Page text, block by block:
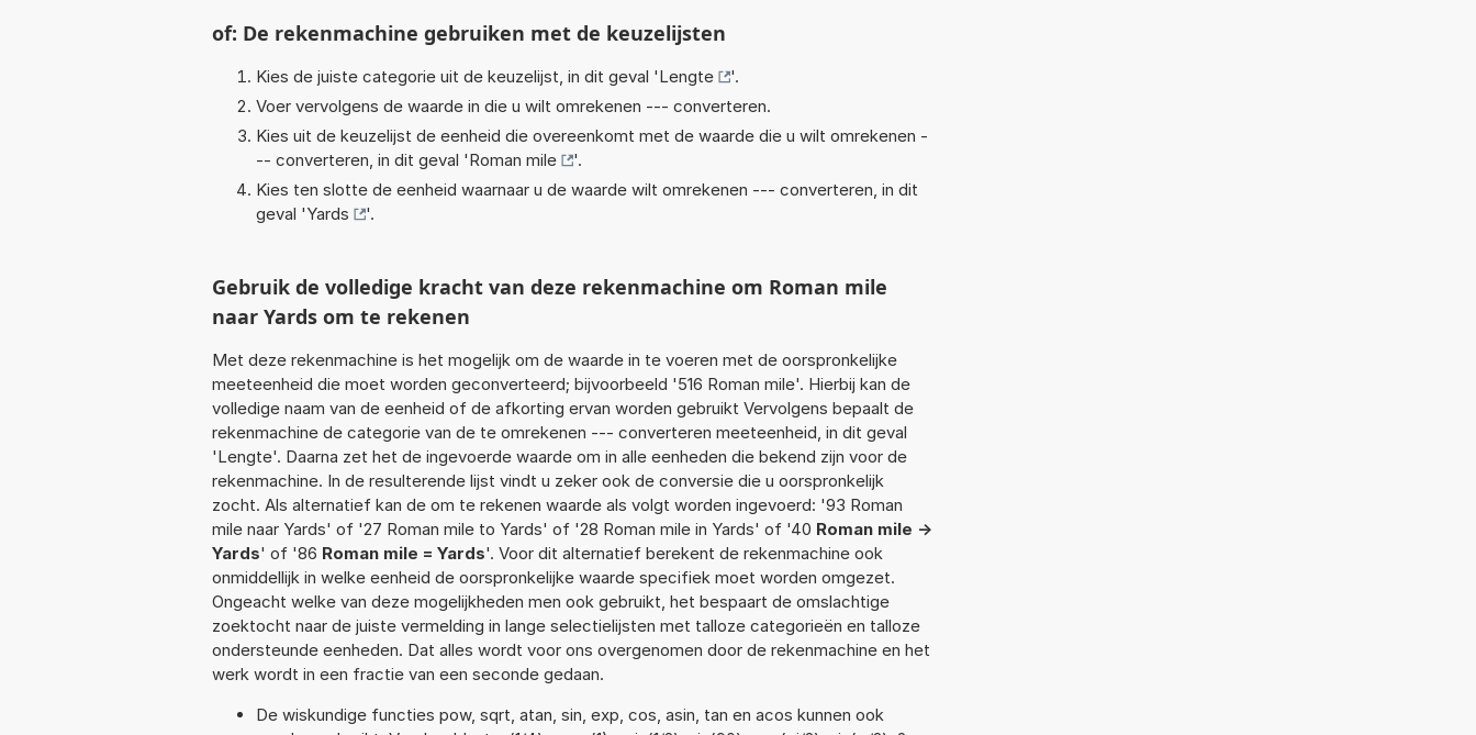
of: De rekenmachine gebruiken met de keuzelijsten
Kies de juiste categorie uit de keuzelijst, in dit geval 'Lengte
'.
Voer vervolgens de waarde in die u wilt omrekenen --- converteren.
Kies uit de keuzelijst de eenheid die overeenkomt met de waarde die u wilt omrekenen -
-- converteren, in dit geval 'Roman mile
'.
Kies ten slotte de eenheid waarnaar u de waarde wilt omrekenen --- converteren, in dit
geval 'Yards '.
Gebruik de volledige kracht van deze rekenmachine om Roman mile
naar Yards om te rekenen
Met deze rekenmachine is het mogelijk om de waarde in te voeren met de oorspronkelijke
meeteenheid die moet worden geconverteerd; bijvoorbeeld '516 Roman mile'. Hierbij kan de
volledige naam van de eenheid of de afkorting ervan worden gebruikt Vervolgens bepaalt de
rekenmachine de categorie van de te omrekenen --- converteren meeteenheid, in dit geval
'Lengte'. Daarna zet het de ingevoerde waarde om in alle eenheden die bekend zijn voor de
rekenmachine. In de resulterende lijst vindt u zeker ook de conversie die u oorspronkelijk
zocht. Als alternatief kan de om te rekenen waarde als volgt worden ingevoerd: '93 Roman
mile naar Yards' of '27 Roman mile to Yards' of '28 Roman mile in Yards' of '40 Roman mile ->
Yards' of '86 Roman mile = Yards'. Voor dit alternatief berekent de rekenmachine ook
onmiddellijk in welke eenheid de oorspronkelijke waarde specifiek moet worden omgezet.
Ongeacht welke van deze mogelijkheden men ook gebruikt, het bespaart de omslachtige
zoektocht naar de juiste vermelding in lange selectielijsten met talloze categorieën en talloze
ondersteunde eenheden. Dat alles wordt voor ons overgenomen door de rekenmachine en het
werk wordt in een fractie van een seconde gedaan.
De wiskundige functies pow, sqrt, atan, sin, exp, cos, asin, tan en acos kunnen ook